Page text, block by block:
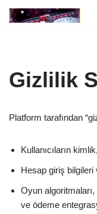
Gizlilik
Platform tarafından
Kullanıcıların
Hesap giriş
Oyun
ve ödeme